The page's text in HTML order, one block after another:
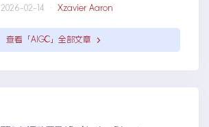
2026-02-14 · Xzavier Aaron
查看「AIGC」全部文章